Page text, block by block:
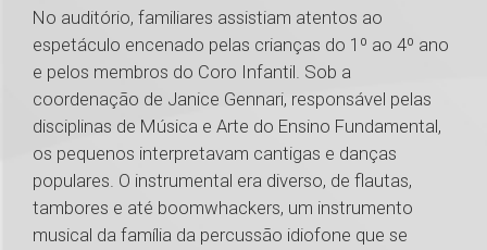
No auditório, familiares assistiam atentos ao
espetáculo encenado pelas crianças do 1º ao 4º ano
e pelos membros do Coro Infantil. Sob a
coordenação de Janice Gennari, responsável pelas
disciplinas de Música e Arte do Ensino Fundamental,
os pequenos interpretavam cantigas e danças
populares. O instrumental era diverso, de flautas,
tambores e até boomwhackers, um instrumento
musical da família da percussão idiofone que se